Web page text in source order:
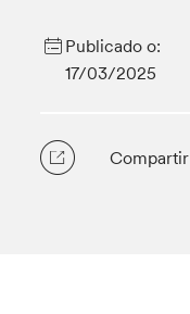
Publicado o:
17/03/2025
Compartir